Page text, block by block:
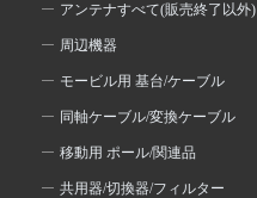
アンテナすべて(販売終了以外)
周辺機器
モービル用 基台/ケーブル
同軸ケーブル/変換ケーブル
移動用 ポール/関連品
共用器/切換器/フィルター